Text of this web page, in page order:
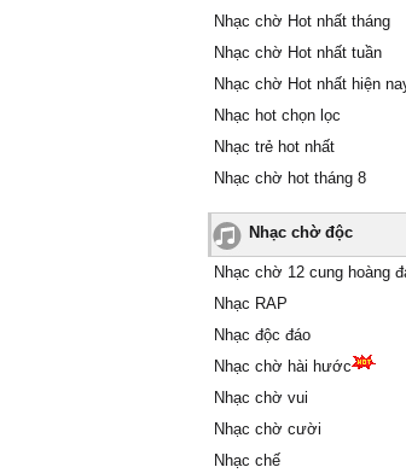
Nhạc chờ Hot nhất tháng
Nhạc chờ Hot nhất tuần
Nhạc chờ Hot nhất hiện
Nhạc hot chọn lọc
Nhạc trẻ hot nhất
Nhạc chờ hot tháng 8
Nhạc chờ độc
Nhạc chờ 12 cung hoàng
Nhạc RAP
Nhạc độc đáo
Nhạc chờ hài hước
Nhạc chờ vui
Nhạc chờ cười
Nhạc chế